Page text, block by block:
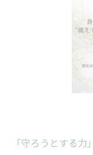
「守ろうとする力